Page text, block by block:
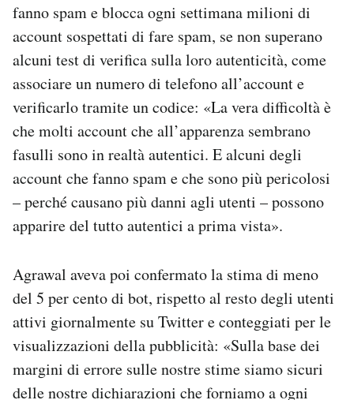
fanno spam e blocca ogni settimana milioni di
account sospettati di fare spam, se non superano
alcuni test di verifica sulla loro autenticità, come
associare un numero di telefono all’account e
verificarlo tramite un codice: «La vera difficoltà è
che molti account che all’apparenza sembrano
fasulli sono in realtà autentici. E alcuni degli
account che fanno spam e che sono più pericolosi
– perché causano più danni agli utenti – possono
apparire del tutto autentici a prima vista».
Agrawal aveva poi confermato la stima di meno
del 5 per cento di bot, rispetto al resto degli utenti
attivi giornalmente su Twitter e conteggiati per le
visualizzazioni della pubblicità: «Sulla base dei
margini di errore sulle nostre stime siamo sicuri
delle nostre dichiarazioni che forniamo a ogni